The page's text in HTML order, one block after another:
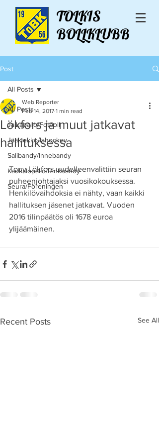
TOLKIS
BOLLKLUBB
Post
All Posts
Jalkapallo/Fotboll
Jääkiekko/Ishockey
Salibandy/Innebandy
Kaukalopallo/Rinkbandy
Seura/Föreningen
All Posts
Lökfors ja muut jatkavat
hallituksessa
Web Reporter
Feb 14, 2017 1 min read
Tony Lökfors uudelleenvalittiin seuran
puheenjohtajaksi vuosikokouksessa.
Henkilövaihdoksia ei nähty, vaan kaikki
hallituksen jäsenet jatkavat. Vuoden
2016 tilinpäätös oli 1678 euroa
ylijäämäinen.
Recent Posts See All